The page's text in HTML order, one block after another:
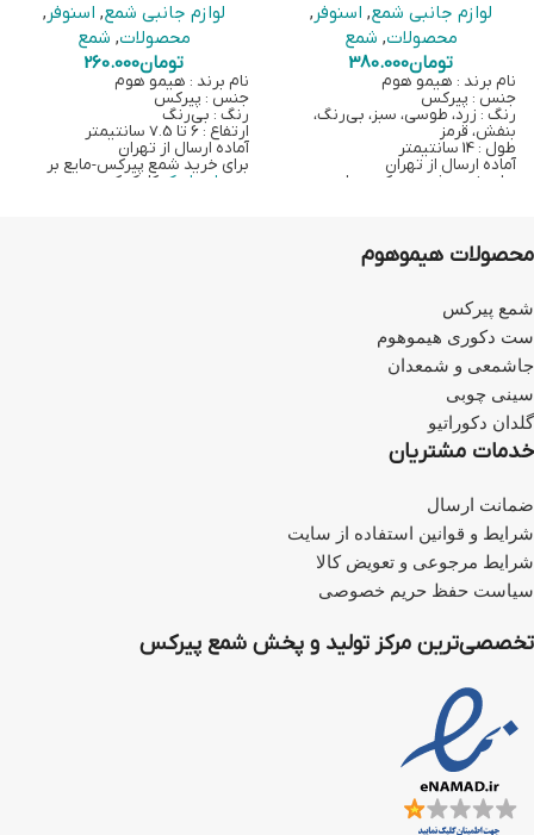
لوازم جانبی شمع, اسنوفر ,
محصولات, شمع
تومان380.000
نام برند : هیمو هوم
جنس : پیرکس
رنگ : زرد، طوسی، سبز، بی‌رنگ،
بنفش، قرمز
طول : 14 سانتیمتر
آماده ارسال از تهران
برای خرید شمع پیرکس-مایع بر
لوازم جانبی شمع, اسنوفر ,
محصولات, شمع
تومان260.000
نام برند : هیمو هوم
جنس : پیرکس
رنگ : بی‌رنگ
ارتفاع : 6 تا 7.5 سانتیمتر
آماده ارسال از تهران
برای خرید شمع پیرکس-مایع بر
این لینک کلیک کنید
محصولات هیموهوم
شمع پیرکس
ست دکوری هیموهوم
جاشمعی و شمعدان
سینی چوبی
گلدان دکوراتیو
خدمات مشتریان
ضمانت ارسال
شرایط و قوانین استفاده از سایت
شرایط مرجوعی و تعویض کالا
سیاست حفظ حریم خصوصی
تخصصی‌ترین مرکز تولید و پخش شمع پیرکس